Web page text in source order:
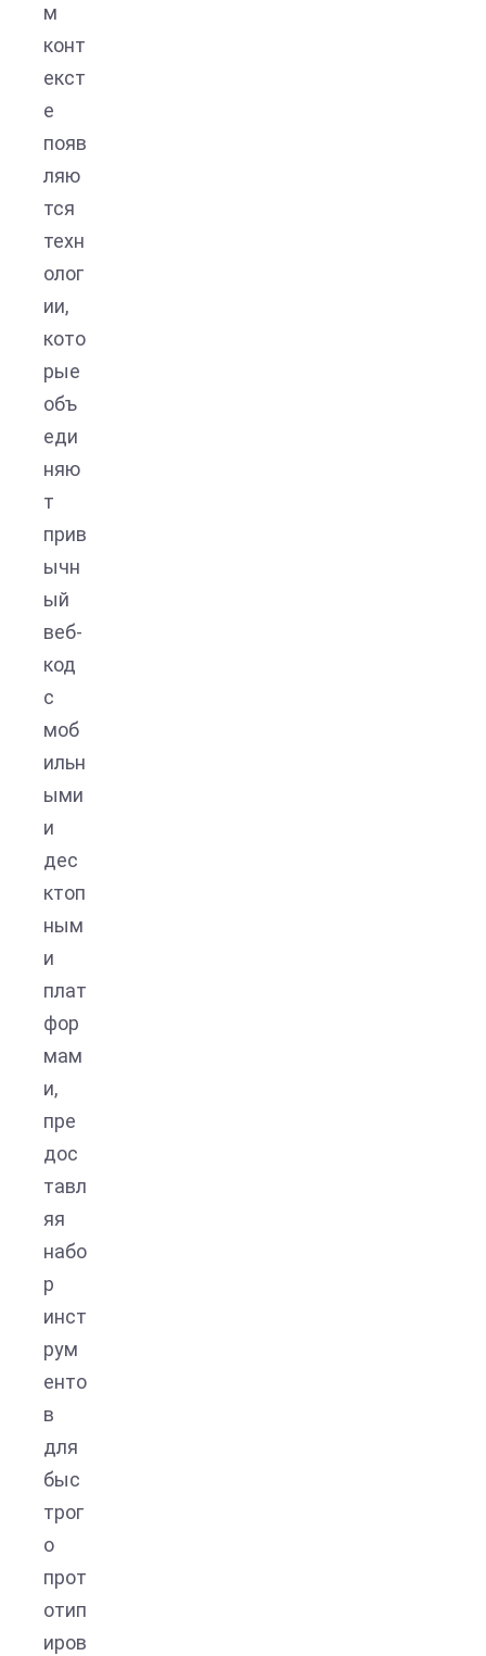
м
конт
екст
е
появ
ляю
тся
техн
олог
ии,
кото
рые
объ
еди
няю
т
прив
ычн
ый
веб-
код
с
моб
ильн
ыми
и
дес
ктоп
ным
и
плат
фор
мам
и,
пре
дос
тавл
яя
набо
р
инст
рум
енто
в
для
быс
трог
о
прот
отип
иров